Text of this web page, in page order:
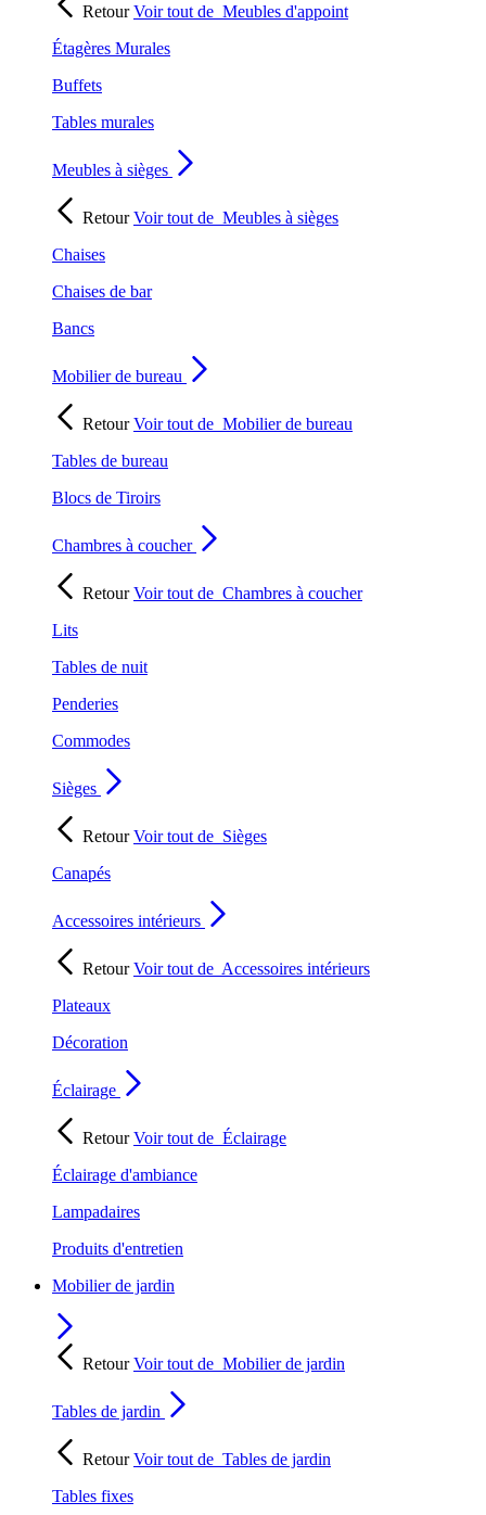
RetourVoir tout de Meubles d'appoint
Étagères Murales
Buffets
Tables murales
Meubles à sièges
RetourVoir tout de Meubles à sièges
Chaises
Chaises de bar
Bancs
Mobilier de bureau
RetourVoir tout de Mobilier de bureau
Tables de bureau
Blocs de Tiroirs
Chambres à coucher
RetourVoir tout de Chambres à coucher
Lits
Tables de nuit
Penderies
Commodes
Sièges
RetourVoir tout de Sièges
Canapés
Accessoires intérieurs
RetourVoir tout de Accessoires intérieurs
Plateaux
Décoration
Éclairage
RetourVoir tout de Éclairage
Éclairage d'ambiance
Lampadaires
Produits d'entretien
Mobilier de jardin
RetourVoir tout de Mobilier de jardin
Tables de jardin
RetourVoir tout de Tables de jardin
Tables fixes